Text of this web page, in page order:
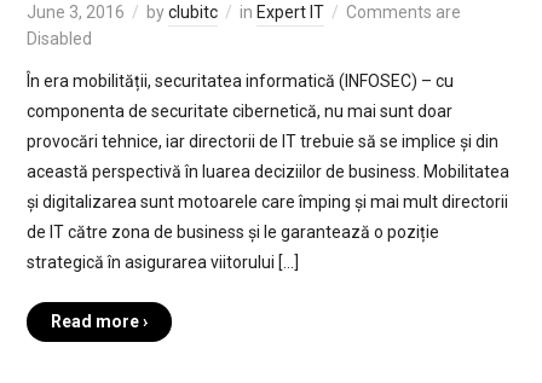
June 3, 2016 byclubitc in Expert IT
Comments are
Disabled
În era mobilității, securitatea informatică (INFOSEC) – cu
componenta de securitate cibernetică, nu mai sunt doar
provocări tehnice, iar directorii de IT trebuie să se implice și din
această perspectivă în luarea deciziilor de business. Mobilitatea
și digitalizarea sunt motoarele care împing și mai mult directorii
de IT către zona de business și le garantează o poziție
strategică în asigurarea viitorului […]
Read more ›